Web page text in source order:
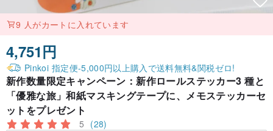
9 人がカートに入れています
4,751円
Pinkoi 指定便-5,000円以上購入で送料無料&関税ゼロ!
新作数量限定キャンペーン：新作ロールステッカー3 種と
「優雅な旅」和紙マスキングテープに、メモステッカーセ
ットをプレゼント
5 (28)